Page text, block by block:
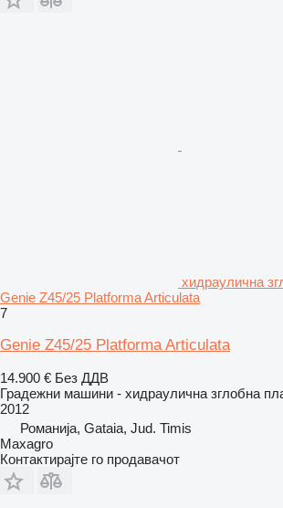
хидраулична
Genie Z45/25 Platforma Articulata
7
Genie Z45/25 Platforma Articulata
14.900 € Без ДДВ
Градежни машини - хидраулична зглобна
2012
Романија, Gataia, Jud. Timis
Maxagro
Контактирајте го продавачот